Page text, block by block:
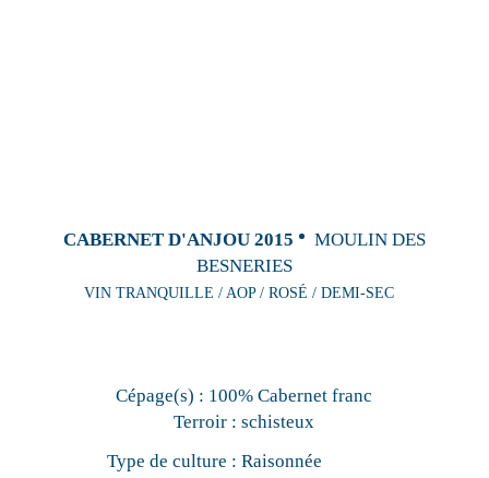
CABERNET D'ANJOU 2015
MOULIN DES
BESNERIES
VIN TRANQUILLE / AOP / ROSÉ / DEMI-SEC
Cépage(s) : 100% Cabernet franc
Terroir : schisteux
Type de culture : Raisonnée